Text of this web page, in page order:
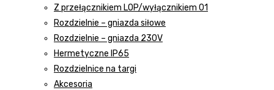
Z przełącznikiem LOP/wyłącznikiem 01
Rozdzielnie – gniazda siłowe
Rozdzielnie – gniazda 230V
Hermetyczne IP65
Rozdzielnice na targi
Akcesoria